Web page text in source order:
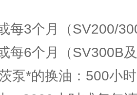
每3个月（SV200/
每6个月（SV300B
泵*的换油：500小时